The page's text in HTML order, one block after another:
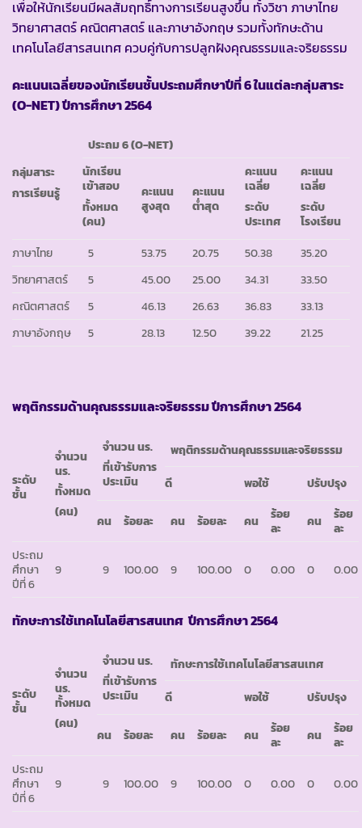
เพื่อให้นักเรียนมีผลสัมฤทธิ์ทางการเรียนสูงขึ้น ทั้งวิชา ภาษาไทย
วิทยาศาสตร์ คณิตศาสตร์ และภาษาอังกฤษ รวมทั้งทักษะด้าน
เทคโนโลยีสารสนเทศ ควบคู่กับการปลูกฝังคุณธรรมและจริยธรรม
คะแนนเฉลี่ยของนักเรียนชั้นประถมศึกษาปีที่ 6ในแต่ละกลุ่มสาระ
(O-NET)ปีการศึกษา 2564
กลุ่มสาระ
การเรียนรู้
ประถม6 (O-NET)
นักเรียน
เข้าสอบ
ทั้งหมด
(คน)
คะแนน
สูงสุด
คะแนน
ต่ำสุด
คะแนน
เฉลี่ย
ระดับ
ประเทศ
คะแนน
เฉลี่ย
ระดับ
โรงเรียน
ภาษาไทย
5 53.75 20.75 50.38
35.20
วิทยาศาสตร์
5 45.00 25.00 34.31
33.50
คณิตศาสตร์
5 46.13 26.63 36.83
33.13
ภาษาอังกฤษ
5 28.13 12.50 39.22 21.25
พฤติกรรมด้านคุณธรรมและจริยธรรม ปีการศึกษา 2564
ระดับ
ชั้น
จำนวน
นร.
ทั้งหมด
(คน)
จำนวน นร.
ที่เข้ารับการ
ประเมิน
พฤติกรรมด้านคุณธรรมและจริยธรรม
ดี
พอใช้ ปรับปรุง
คน ร้อยละ คน ร้อยละ คน
ร้อย
ละ
คน
ร้อย
ละ
ประถม
ศึกษา
ปีที่ 6
9 9 100.00 9 100.00 0 0.00 0 0.00
ทักษะการใช้เทคโนโลยีสารสนเทศ ปีการศึกษา 2564
ระดับ
ชั้น
จำนวน
นร.
ทั้งหมด
(คน)
จำนวน นร.
ที่เข้ารับการ
ประเมิน
ทักษะการใช้เทคโนโลยีสารสนเทศ
ดี
พอใช้ ปรับปรุง
คน ร้อยละ คน ร้อยละ คน
ร้อย
ละ
คน
ร้อย
ละ
ประถม
ศึกษา
ปีที่ 6
9 9 100.00 9 100.00 0 0.00 0 0.00